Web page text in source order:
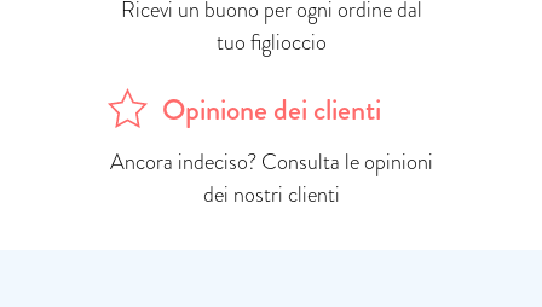
Ricevi un buono per ogni ordine dal
tuo figlioccio
Opinione dei clienti
Ancora indeciso? Consulta le opinioni
dei nostri clienti